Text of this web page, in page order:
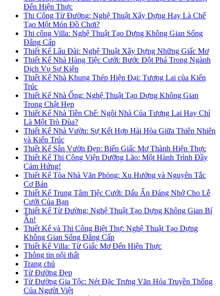
Đến Hiện Thực
Thi Công Từ Đường: Nghệ Thuật Xây Dựng Hay Là Chế
Tạo Một Món Đồ Chơi?
Thi công Villa: Nghệ Thuật Tạo Dựng Không Gian Sống
Đẳng Cấp
Thiết Kế Lâu Đài: Nghệ Thuật Xây Dựng Những Giấc Mơ
Thiết Kế Nhà Hàng Tiệc Cưới: Bước Đột Phá Trong Ngành
Dịch Vụ Sự Kiện
Thiết Kế Nhà Khung Thép Hiện Đại: Tương Lai của Kiến
Trúc
Thiết Kế Nhà Ống: Nghệ Thuật Tạo Dựng Không Gian
Trong Chật Hẹp
Thiết Kế Nhà Tiền Chế: Ngôi Nhà Của Tương Lai Hay Chỉ
Là Một Trò Đùa?
Thiết Kế Nhà Vườn: Sự Kết Hợp Hài Hòa Giữa Thiên Nhiên
và Kiến Trúc
Thiết Kế Sân Vườn Đẹp: Biến Giấc Mơ Thành Hiện Thực
Thiết Kế Thi Công Viện Dưỡng Lão: Một Hành Trình Đầy
Cảm Hứng!
Thiết Kế Tòa Nhà Văn Phòng: Xu Hướng và Nguyên Tắc
Cơ Bản
Thiết Kế Trung Tâm Tiệc Cưới: Dấu Ấn Đáng Nhớ Cho Lễ
Cưới Của Bạn
Thiết Kế Từ Đường: Nghệ Thuật Tạo Dựng Không Gian Bí
Ẩn!
Thiết Kế và Thi Công Biệt Thự: Nghệ Thuật Tạo Dựng
Không Gian Sống Đẳng Cấp
Thiết Kế Villa: Từ Giấc Mơ Đến Hiện Thực
Thông tin nội thất
Trang chủ
Từ Đường Đẹp
Từ Đường Gia Tộc: Nét Đặc Trưng Văn Hóa Truyền Thống
Của Người Việt